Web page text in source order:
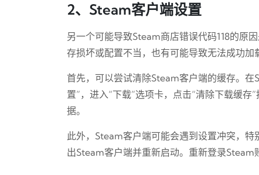
2、Steam客户端设置
另一个可能导致Steam商店错误代码118的原
存损坏或配置不当，也有可能导致无法成功加
首先，可以尝试清除Steam客户端的缓存。
置”，进入“下载”选项卡，点击“清除下载缓
据。
此外，Steam客户端可能会遇到设置冲突，
出Steam客户端并重新启动。重新登录Steam